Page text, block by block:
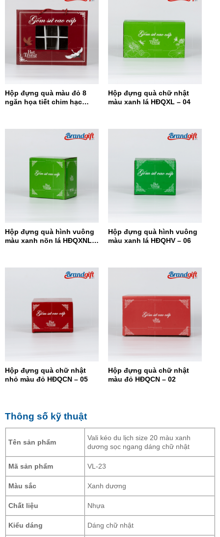
Hộp đựng quà màu đỏ 8
ngăn họa tiết chim hạc
Hộp đựng quà chữ nhật
màu xanh lá HĐQXL – 04
Hộp đựng quà hình vuông
màu xanh nõn lá HĐQXNL –
Hộp đựng quà hình vuông
màu xanh lá HĐQHV – 06
Hộp đựng quà chữ nhật
nhỏ màu đỏ HĐQCN – 05
Hộp đựng quà chữ nhật
màu đỏ HĐQCN – 02
Thông số kỹ thuật
Tên sản phẩm
Vali kéo du lịch size 20 màu xanh
dương sọc ngang dáng chữ nhật
Mã sản phẩm VL-23
Màu sắc Xanh dương
Chất liệu Nhựa
Kiểu dáng Dáng chữ nhật